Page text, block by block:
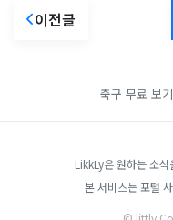
이전글
축구 무료 보
LikkLy은 원하는 소
본 서비스는 포털